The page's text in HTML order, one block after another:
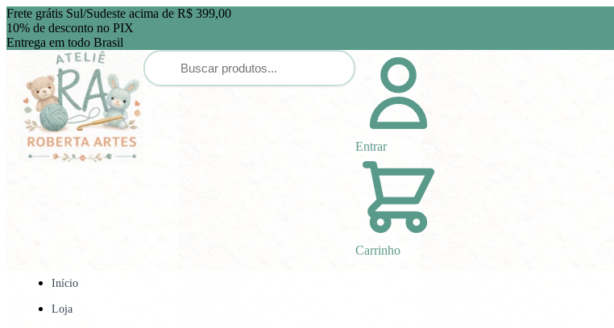
Frete grátis Sul/Sudeste acima de R$ 399,00
10% de desconto no PIX
Entrega em todo Brasil
Entrar
Carrinho
Início
Loja